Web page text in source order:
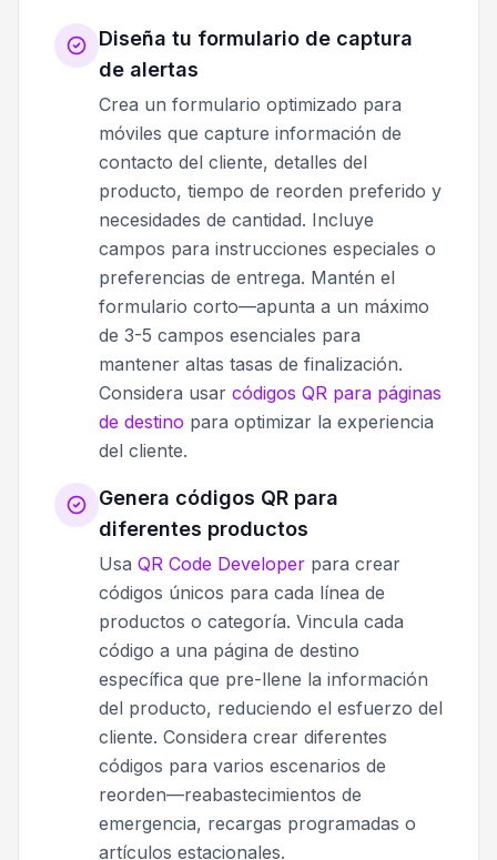
Diseña tu formulario de captura
de alertas
Crea un formulario optimizado para
móviles que capture información de
contacto del cliente, detalles del
producto, tiempo de reorden preferido y
necesidades de cantidad. Incluye
campos para instrucciones especiales o
preferencias de entrega. Mantén el
formulario corto—apunta a un máximo
de 3-5 campos esenciales para
mantener altas tasas de finalización.
Considera usar códigos QR para páginas
de destino para optimizar la experiencia
del cliente.
Genera códigos QR para
diferentes productos
Usa QR Code Developer para crear
códigos únicos para cada línea de
productos o categoría. Vincula cada
código a una página de destino
específica que pre-llene la información
del producto, reduciendo el esfuerzo del
cliente. Considera crear diferentes
códigos para varios escenarios de
reorden—reabastecimientos de
emergencia, recargas programadas o
artículos estacionales.